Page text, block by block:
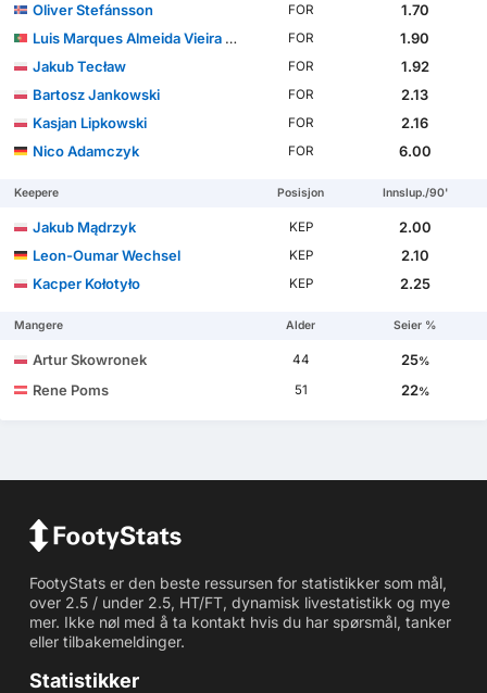
Oliver Stefánsson
FOR
1.70
Luis Marques Almeida Vieira Silva
FOR
1.90
Jakub Tecław
FOR
1.92
Bartosz Jankowski
FOR
2.13
Kasjan Lipkowski
FOR
2.16
Nico Adamczyk
FOR 6.00
Keepere Posisjon Innslup./90'
Jakub Mądrzyk KEP
2.00
Leon-Oumar Wechsel
KEP
2.10
Kacper Kołotyło
KEP 2.25
Mangere Alder Seier %
Artur Skowronek 44 25%
Rene Poms 51 22%
FootyStats er den beste ressursen for statistikker som mål,
over 2.5 / under 2.5, HT/FT, dynamisk livestatistikk og mye
mer. Ikke nøl med å ta kontakt hvis du har spørsmål, tanker
eller tilbakemeldinger.
Statistikker